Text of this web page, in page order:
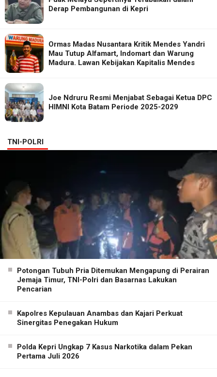
Derap Pembangunan di Kepri
Ormas Madas Nusantara Kritik Mendes Yandri
Mau Tutup Alfamart, Indomart dan Warung
Madura. Lawan Kebijakan Kapitalis Mendes
Joe Ndruru Resmi Menjabat Sebagai Ketua DPC
HIMNI Kota Batam Periode 2025-2029
TNI-POLRI
Potongan Tubuh Pria Ditemukan Mengapung di Perairan
Jemaja Timur, TNI-Polri dan Basarnas Lakukan
Pencarian
Kapolres Kepulauan Anambas dan Kajari Perkuat
Sinergitas Penegakan Hukum
Polda Kepri Ungkap 7 Kasus Narkotika dalam Pekan
Pertama Juli 2026